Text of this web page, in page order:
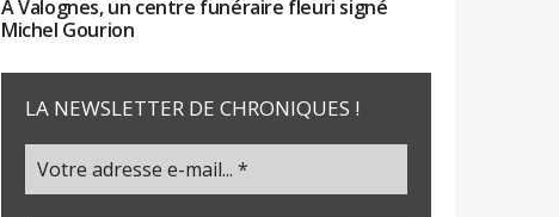
À Valognes, un centre funéraire fleuri signé
Michel Gourion
LA NEWSLETTER DE CHRONIQUES !